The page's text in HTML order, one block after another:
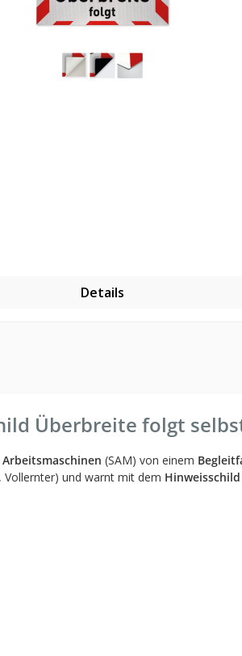
Details
Überbreite folgt
(SAM) von einem
Vollernter) und warnt mit dem